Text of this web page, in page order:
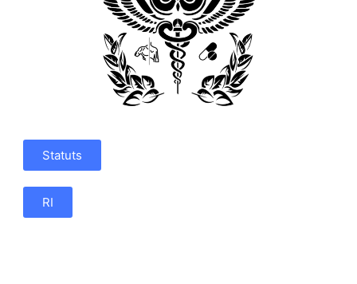
Statuts
RI